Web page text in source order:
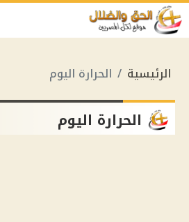
الرئيسية الحرارة اليوم
الحرارة اليوم